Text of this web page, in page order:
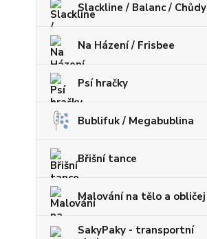
Slackline / Balanc / Chůdy
Na Házení / Frisbee
Psí hračky
Bublifuk / Megabublina
Břišní tance
Malování na tělo a obličej
SakyPaky - transportní